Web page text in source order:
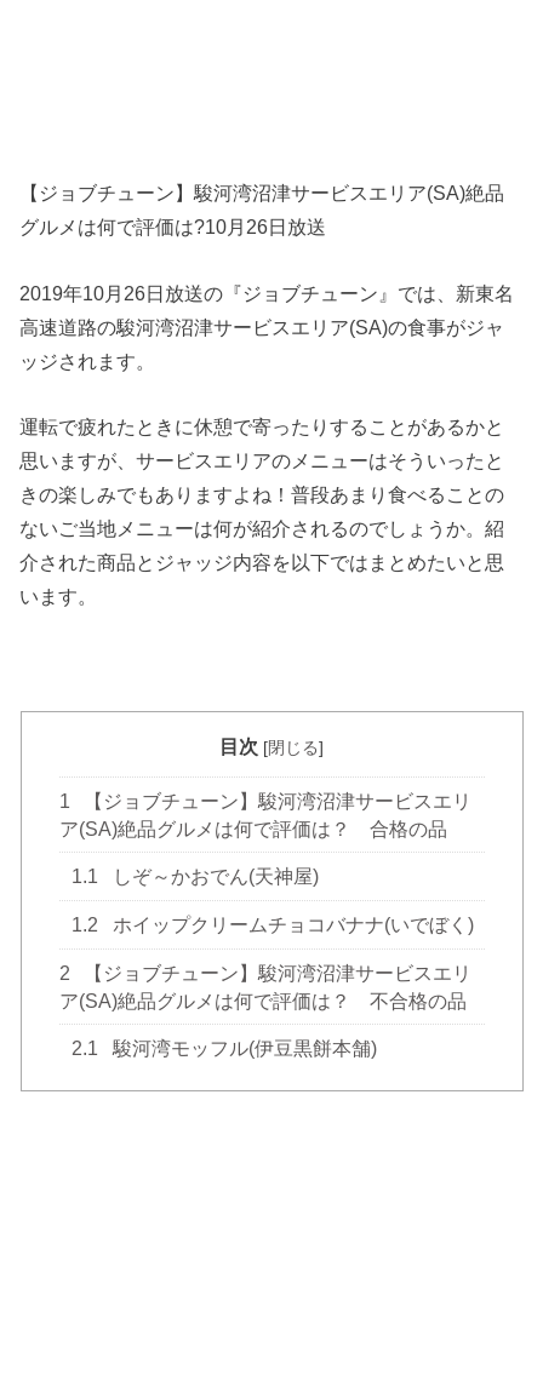
【ジョブチューン】駿河湾沼津サービスエリア(SA)絶品
グルメは何で評価は?10月26日放送
2019年10月26日放送の『ジョブチューン』では、新東名
高速道路の駿河湾沼津サービスエリア(SA)の食事がジャ
ッジされます。
運転で疲れたときに休憩で寄ったりすることがあるかと
思いますが、サービスエリアのメニューはそういったと
きの楽しみでもありますよね！普段あまり食べることの
ないご当地メニューは何が紹介されるのでしょうか。紹
介された商品とジャッジ内容を以下ではまとめたいと思
います。
目次 [閉じる]
1
【ジョブチューン】駿河湾沼津サービスエリ
ア(SA)絶品グルメは何で評価は？ 合格の品
1.1 しぞ～かおでん(天神屋)
1.2 ホイップクリームチョコバナナ(いでぼく)
2
【ジョブチューン】駿河湾沼津サービスエリ
ア(SA)絶品グルメは何で評価は？ 不合格の品
2.1 駿河湾モッフル(伊豆黒餅本舗)